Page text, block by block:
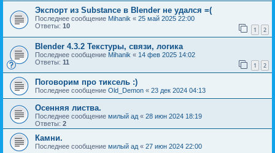
Экспорт из Substance в Blender не удался =(
Последнее сообщение Mihanik « 25 май 2025 22:00
Ответы: 10 1 2
Blender 4.3.2 Текстуры, связи, логика
Последнее сообщение Mihanik « 14 фев 2025 14:02
Ответы: 11 1 2
Поговорим про тиксель :)
Последнее сообщение Old_Demon « 23 дек 2024 04:13
Осенняя листва.
Последнее сообщение милый ад « 28 июн 2024 18:19
Ответы: 2
Камни.
Последнее сообщение милый ад « 27 июн 2024 22:00